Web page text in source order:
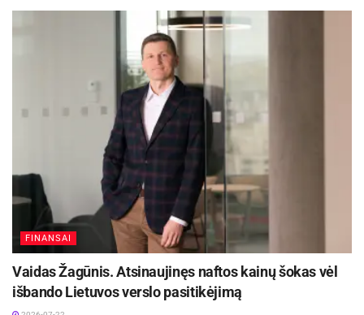
FINANSAI
Vaidas Žagūnis. Atsinaujinęs naftos kainų šokas vėl
išbando Lietuvos verslo pasitikėjimą